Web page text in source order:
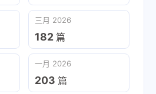
三月 2026
182 篇
一月 2026
203 篇